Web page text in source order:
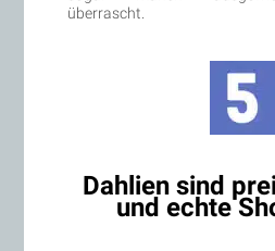
überrascht.
Dahlien sind
und echte